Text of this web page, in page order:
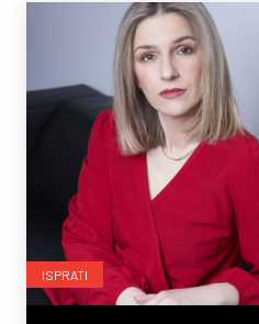
ISPRATI